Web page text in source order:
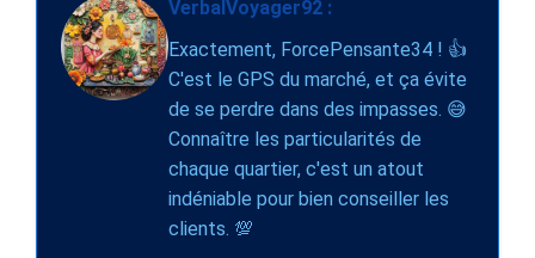
VerbalVoyager92 :
Exactement, ForcePensante34 ! 👍
C'est le GPS du marché, et ça évite
de se perdre dans des impasses. 😅
Connaître les particularités de
chaque quartier, c'est un atout
indéniable pour bien conseiller les
clients. 💯